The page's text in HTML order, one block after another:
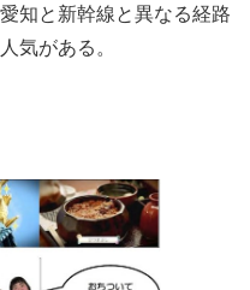
知と新幹線と異なる経路
気がある。